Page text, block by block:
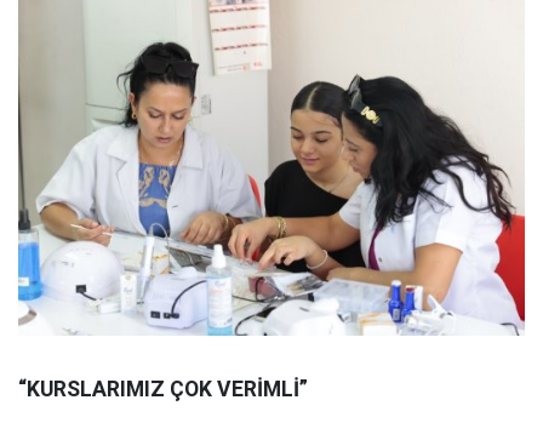
“KURSLARIMIZ ÇOK VERİMLİ”